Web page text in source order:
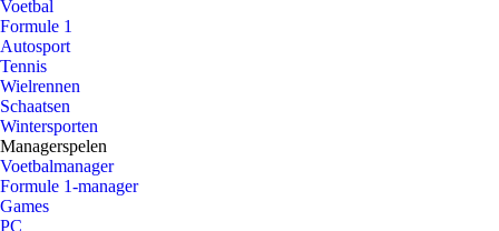
Voetbal
Formule 1
Autosport
Tennis
Wielrennen
Schaatsen
Wintersporten
Managerspelen
Voetbalmanager
Formule 1-manager
Games
PC